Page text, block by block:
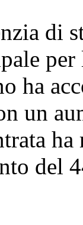
di
per
ha
un
del